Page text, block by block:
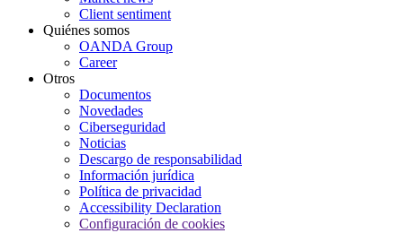
Client sentiment
Quiénes somos
OANDA Group
Career
Otros
Documentos
Novedades
Ciberseguridad
Noticias
Descargo de responsabilidad
Información jurídica
Política de privacidad
Accessibility Declaration
Configuración de cookies